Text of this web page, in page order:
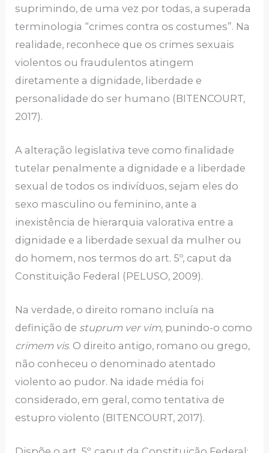
suprimindo, de uma vez por todas, a superada
terminologia “crimes contra os costumes”. Na
realidade, reconhece que os crimes sexuais
violentos ou fraudulentos atingem
diretamente a dignidade, liberdade e
personalidade do ser humano (BITENCOURT,
2017).
A alteração legislativa teve como finalidade
tutelar penalmente a dignidade e a liberdade
sexual de todos os indivíduos, sejam eles do
sexo masculino ou feminino, ante a
inexistência de hierarquia valorativa entre a
dignidade e a liberdade sexual da mulher ou
do homem, nos termos do art. 5º, caput da
Constituição Federal (PELUSO, 2009).
Na verdade, o direito romano incluía na
definição de stuprum ver vim, punindo-o como
crimem vis. O direito antigo, romano ou grego,
não conheceu o denominado atentado
violento ao pudor. Na idade média foi
considerado, em geral, como tentativa de
estupro violento (BITENCOURT, 2017).